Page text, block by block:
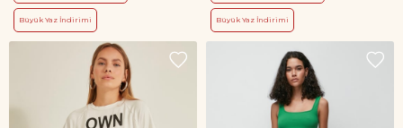
Büyük Yaz İndirimi Büyük Yaz İndirimi